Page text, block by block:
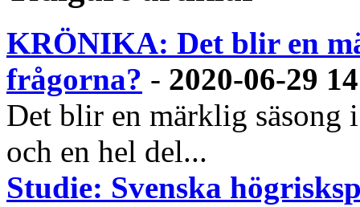
KRÖNIKA: Det blir en
frågorna? - 2020-06-29
Det blir en märklig säsong
och en hel del...
Studie: Svenska